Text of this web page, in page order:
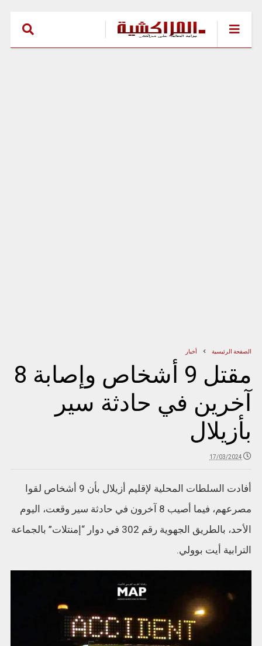
الصفحة الرئيسية أخبار
مقتل 9 أشخاص وإصابة 8
آخرين في حادثة سير
بأزيلال
17/03/2024
أفادت السلطات المحلية لإقليم أزيلال بأن 9 أشخاص لقوا
مصرعهم، فيما أصيب 8 آخرون في حادثة سير وقعت، اليوم
الأحد، بالطريق الجهوية رقم 302 في دوار “إمنتلات” بالجماعة
الترابية أيت بوولي.